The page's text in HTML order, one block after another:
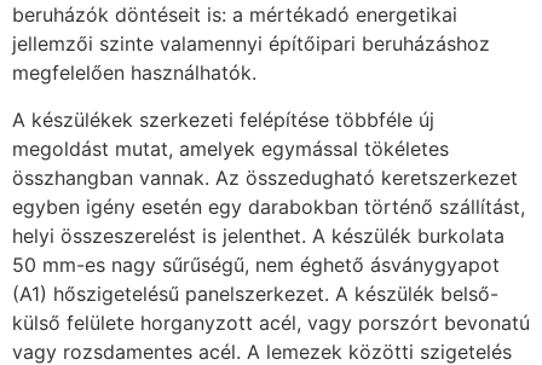
beruházók döntéseit is: a mértékadó energetikai
jellemzői szinte valamennyi építőipari beruházáshoz
megfelelően használhatók.
A készülékek szerkezeti felépítése többféle új
megoldást mutat, amelyek egymással tökéletes
összhangban vannak. Az összedugható keretszerkezet
egyben igény esetén egy darabokban történő szállítást,
helyi összeszerelést is jelenthet. A készülék burkolata
50 mm-es nagy sűrűségű, nem éghető ásványgyapot
(A1) hőszigetelésű panelszerkezet. A készülék belső-
külső felülete horganyzott acél, vagy porszórt bevonatú
vagy rozsdamentes acél. A lemezek közötti szigetelés